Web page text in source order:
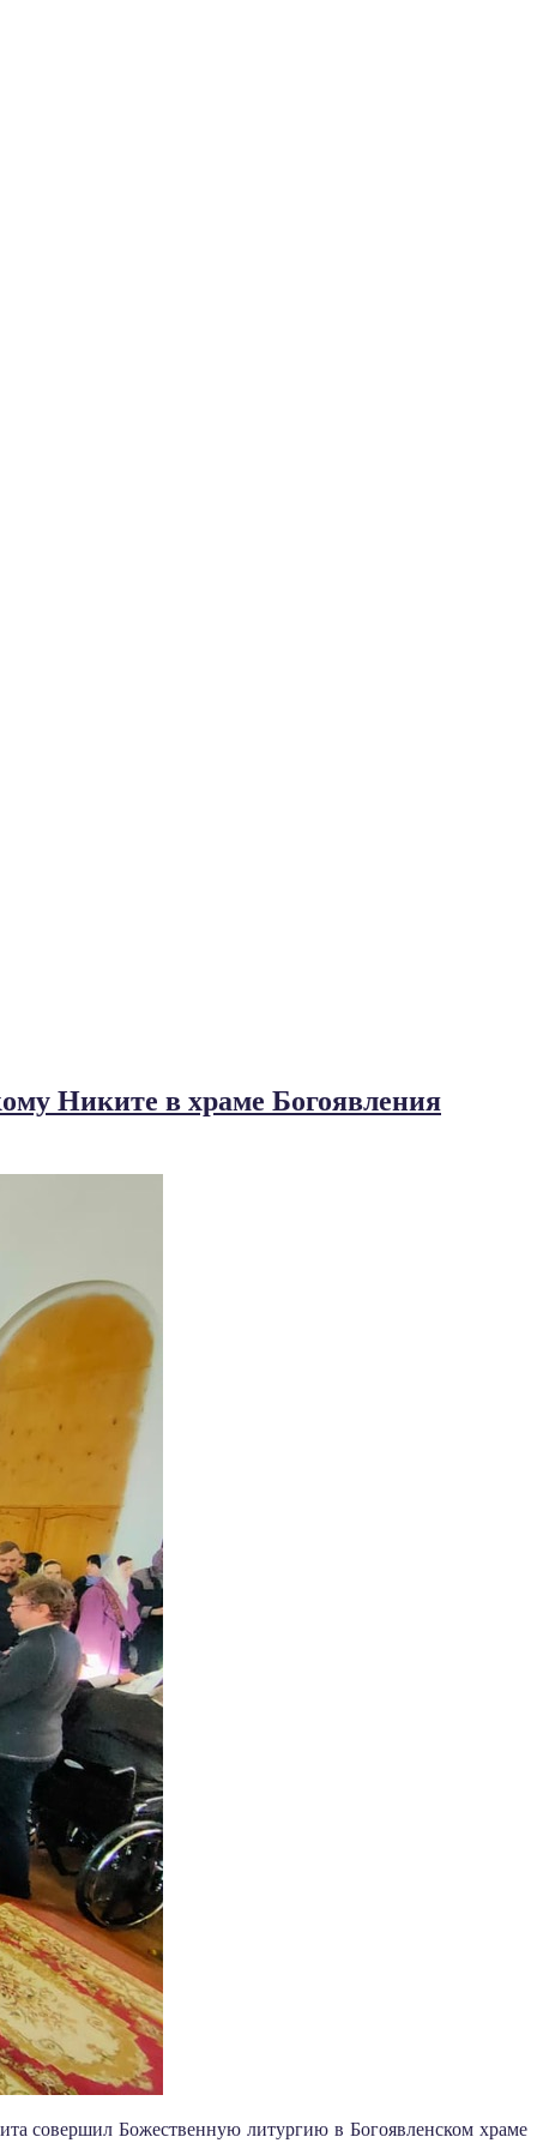
Никите в храме Богоявления
совершил Божественную литургию в Богоявленском храме